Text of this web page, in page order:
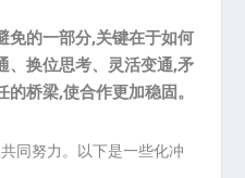
免的一部分,关键在于如何
、换位思考、灵活变通,矛
桥梁,使合作更加稳固。
同努力。以下是一些化冲